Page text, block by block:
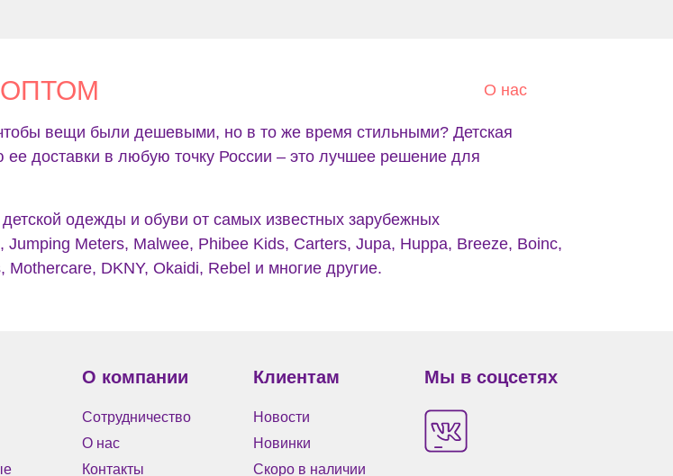
О нас
вещи были дешевыми, но в то же время стильными? Детская
доставки в любую точку России – это лучшее решение для
одежды и обуви от самых известных зарубежных
Meters, Malwee, Phibee Kids, Carters, Jupa, Huppa, Breeze, Boinc,
DKNY, Okaidi, Rebel и многие другие.
О компании
Сотрудничество
О нас
Контакты
Клиентам
Новости
Новинки
Скоро в наличии
Мы в соцсетях